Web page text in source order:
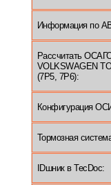
Информация по
Рассчитать
VOLKSWAGEN
(7P5, 7P6):
Конфигурация
Тормозная
IDшник в TecDoc: